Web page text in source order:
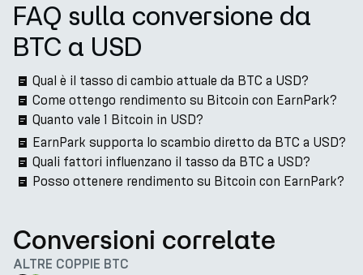
FAQ sulla conversione da
BTC a USD
Qual è il tasso di cambio attuale da BTC a USD?
Come ottengo rendimento su Bitcoin con EarnPark?
Quanto vale 1 Bitcoin in USD?
EarnPark supporta lo scambio diretto da BTC a USD?
Quali fattori influenzano il tasso da BTC a USD?
Posso ottenere rendimento su Bitcoin con EarnPark?
Conversioni correlate
ALTRE COPPIE BTC